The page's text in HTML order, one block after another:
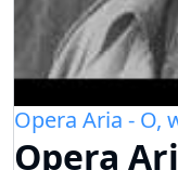
Opera Aria - O,
Opera